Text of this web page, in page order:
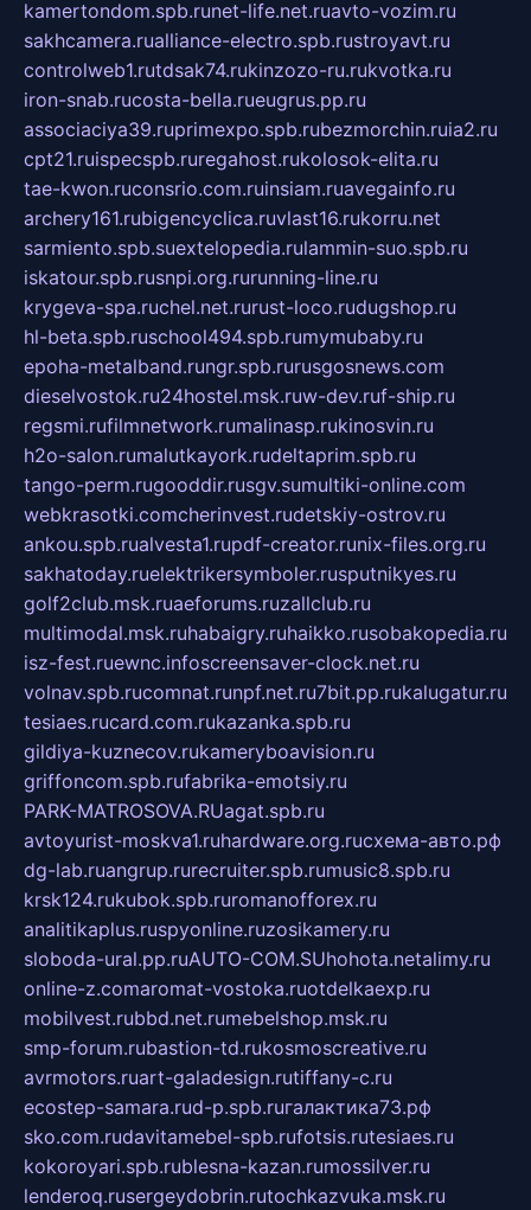
kamertondom.spb.runet-life.net.ruavto-vozim.ru
sakhcamera.rualliance-electro.spb.rustroyavt.ru
controlweb1.rutdsak74.rukinzozo-ru.rukvotka.ru
iron-snab.rucosta-bella.rueugrus.pp.ru
associaciya39.ruprimexpo.spb.rubezmorchin.ruia2.ru
cpt21.ruispecspb.ruregahost.rukolosok-elita.ru
tae-kwon.ruconsrio.com.ruinsiam.ruavegainfo.ru
archery161.rubigencyclica.ruvlast16.rukorru.net
sarmiento.spb.suextelopedia.rulammin-suo.spb.ru
iskatour.spb.rusnpi.org.rurunning-line.ru
krygeva-spa.ruchel.net.rurust-loco.rudugshop.ru
hl-beta.spb.ruschool494.spb.rumymubaby.ru
epoha-metalband.rungr.spb.rurusgosnews.com
dieselvostok.ru24hostel.msk.ruw-dev.ruf-ship.ru
regsmi.rufilmnetwork.rumalinasp.rukinosvin.ru
h2o-salon.rumalutkayork.rudeltaprim.spb.ru
tango-perm.rugooddir.rusgv.sumultiki-online.com
webkrasotki.comcherinvest.rudetskiy-ostrov.ru
ankou.spb.rualvesta1.rupdf-creator.runix-files.org.ru
sakhatoday.ruelektrikersymboler.rusputnikyes.ru
golf2club.msk.ruaeforums.ruzallclub.ru
multimodal.msk.ruhabaigry.ruhaikko.rusobakopedia.ru
isz-fest.ruewnc.infoscreensaver-clock.net.ru
volnav.spb.rucomnat.runpf.net.ru7bit.pp.rukalugatur.ru
tesiaes.rucard.com.rukazanka.spb.ru
gildiya-kuznecov.rukameryboavision.ru
griffoncom.spb.rufabrika-emotsiy.ru
PARK-MATROSOVA.RUagat.spb.ru
avtoyurist-moskva1.ruhardware.org.ruсхема-авто.рф
dg-lab.ruangrup.rurecruiter.spb.rumusic8.spb.ru
krsk124.rukubok.spb.ruromanofforex.ru
analitikaplus.ruspyonline.ruzosikamery.ru
sloboda-ural.pp.ruAUTO-COM.SUhohota.netalimy.ru
online-z.comaromat-vostoka.ruotdelkaexp.ru
mobilvest.rubbd.net.rumebelshop.msk.ru
smp-forum.rubastion-td.rukosmoscreative.ru
avrmotors.ruart-galadesign.rutiffany-c.ru
ecostep-samara.rud-p.spb.ruгалактика73.рф
sko.com.rudavitamebel-spb.rufotsis.rutesiaes.ru
kokoroyari.spb.rublesna-kazan.rumossilver.ru
lenderoq.rusergeydobrin.rutochkazvuka.msk.ru